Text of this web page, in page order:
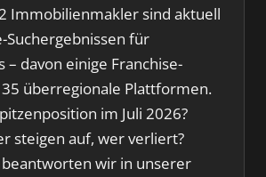
Immobilienmakler sind aktuell
Suchergebnissen für
– davon einige Franchise-
überregionale Plattformen.
im Juli 2026?
steigen auf, wer verliert?
beantworten wir in unserer